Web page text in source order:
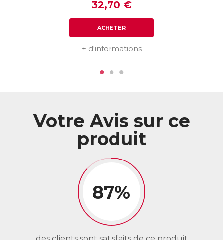
Télécharger la fiche produit
32,70 €
ACHETER
+ d'informations
Votre Avis sur ce
produit
87%